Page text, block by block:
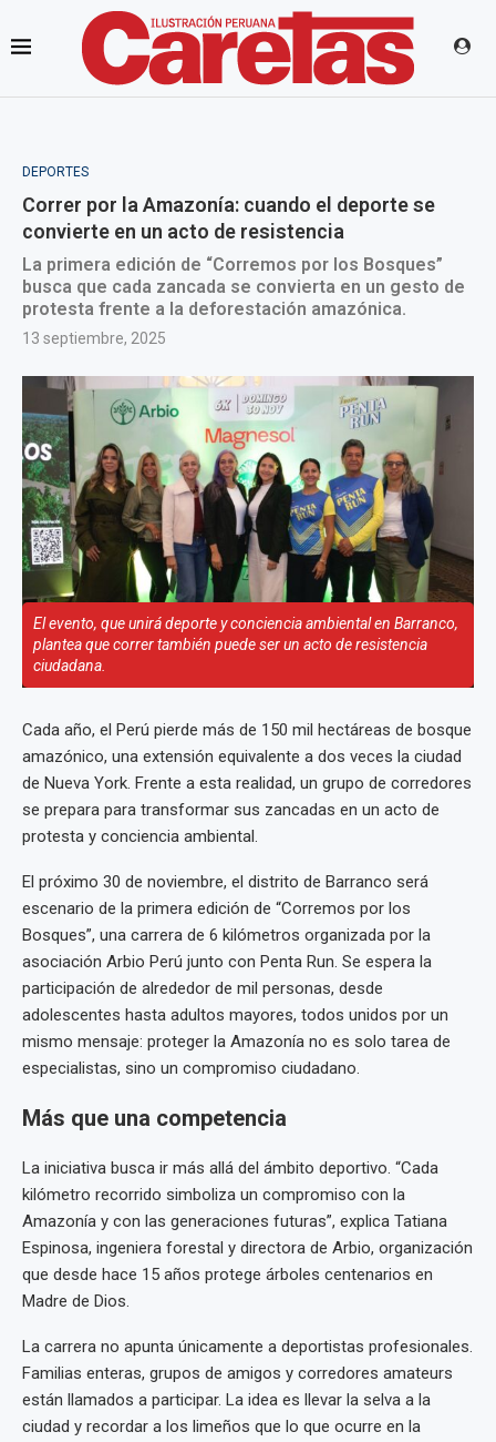
DEPORTES
Correr por la Amazonía: cuando el deporte se
convierte en un acto de resistencia
La primera edición de “Corremos por los Bosques”
busca que cada zancada se convierta en un gesto de
protesta frente a la deforestación amazónica.
13 septiembre, 2025
El evento, que unirá deporte y conciencia ambiental en Barranco,
plantea que correr también puede ser un acto de resistencia
ciudadana.
Cada año, el Perú pierde más de 150 mil hectáreas de bosque
amazónico, una extensión equivalente a dos veces la ciudad
de Nueva York. Frente a esta realidad, un grupo de corredores
se prepara para transformar sus zancadas en un acto de
protesta y conciencia ambiental.
El próximo 30 de noviembre, el distrito de Barranco será
escenario de la primera edición de “Corremos por los
Bosques”, una carrera de 6 kilómetros organizada por la
asociación Arbio Perú junto con Penta Run. Se espera la
participación de alrededor de mil personas, desde
adolescentes hasta adultos mayores, todos unidos por un
mismo mensaje: proteger la Amazonía no es solo tarea de
especialistas, sino un compromiso ciudadano.
Más que una competencia
La iniciativa busca ir más allá del ámbito deportivo. “Cada
kilómetro recorrido simboliza un compromiso con la
Amazonía y con las generaciones futuras”, explica Tatiana
Espinosa, ingeniera forestal y directora de Arbio, organización
que desde hace 15 años protege árboles centenarios en
Madre de Dios.
La carrera no apunta únicamente a deportistas profesionales.
Familias enteras, grupos de amigos y corredores amateurs
están llamados a participar. La idea es llevar la selva a la
ciudad y recordar a los limeños que lo que ocurre en la